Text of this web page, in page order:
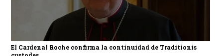
El Cardenal Roche confirma la continuidad de Traditionis